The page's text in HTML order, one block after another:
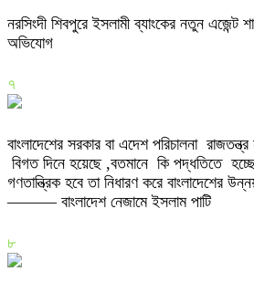
নরসিংদী শিবপুরে ইসলামী ব্যাংকের নতুন এজেন্ট
অভিযোগ
৭
বাংলাদেশের সরকার বা এদেশ পরিচালনা
বিগত দিনে হয়েছে ,বতমানে কি পদ্ধতিতে
গণতান্ত্রিক হবে তা নিধারণ করে বাংলাদেশের
——— বাংলাদেশ নেজামে ইসলাম পাটি
৮